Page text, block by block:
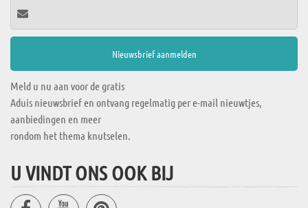
Meld u nu aan voor de gratis
Aduis nieuwsbrief en ontvang regelmatig per e-mail nieuwtjes,
aanbiedingen en meer
rondom het thema knutselen.
U VINDT ONS OOK BIJ